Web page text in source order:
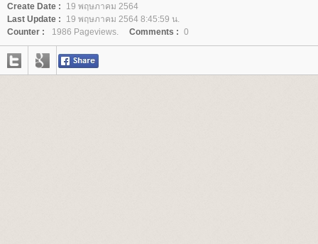
Create Date :
19 พฤษภาคม 2564
Last Update :
19 พฤษภาคม 2564 8:45:59 น.
Counter :
1986 Pageviews. Comments : 0